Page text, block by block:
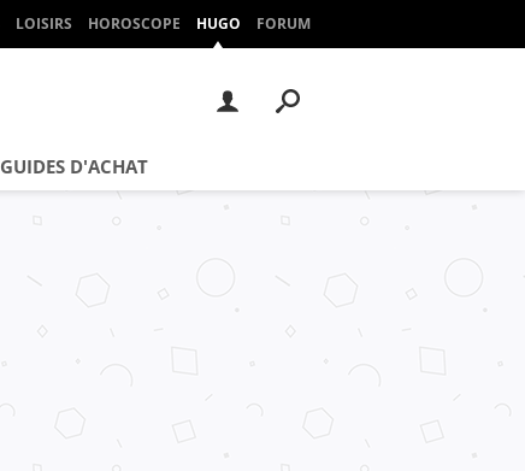
LOISIRS HOROSCOPE HUGO FORUM
GUIDES D'ACHAT